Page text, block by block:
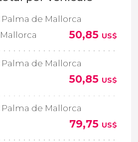
de Mallorca
50,85 US$
de Mallorca
50,85 US$
de Mallorca
79,75 US$